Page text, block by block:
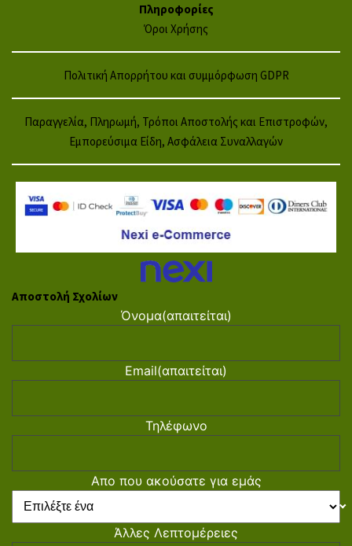
Πληροφορίες
Όροι Χρήσης
Πολιτική Απορρήτου και συμμόρφωση GDPR
Παραγγελία, Πληρωμή, Τρόποι Αποστολής και Επιστροφών,
Εμπορεύσιμα Είδη, Ασφάλεια Συναλλαγών
Αποστολή Σχολίων
Όνομα(απαιτείται)
Email(απαιτείται)
Τηλέφωνο
Απο που ακούσατε για εμάς
Άλλες Λεπτομέρειες